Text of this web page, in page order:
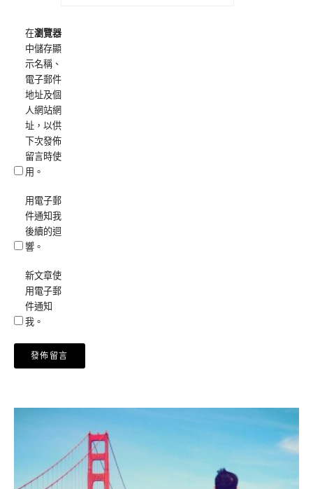
在瀏覽器
中儲存顯
示名稱、
電子郵件
地址及個
人網站網
址，以供
下次發佈
留言時使
用。
用電子郵
件通知我
後續的迴
響。
新文章使
用電子郵
件通知
我。